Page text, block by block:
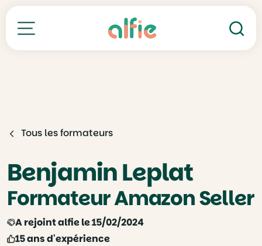
Toutes nos formations
Tous les formateurs
Benjamin Leplat
Formateur Amazon Seller
A rejoint alfie le 15/02/2024
15 ans d'expérience